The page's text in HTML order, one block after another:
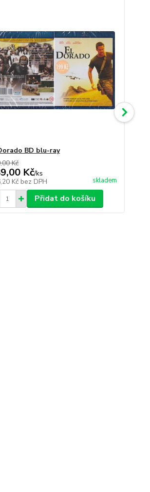
BD blu-ray
Kč
Kč/ks
Kč bez DPH skladem
Přidat do košíku